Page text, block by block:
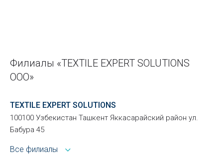
Филиалы «TEXTILE EXPERT SOLUTIONS
ООО»
TEXTILE EXPERT SOLUTIONS
100100 Узбекистан Ташкент Яккасарайский район ул.
Бабура 45
Все филиалы